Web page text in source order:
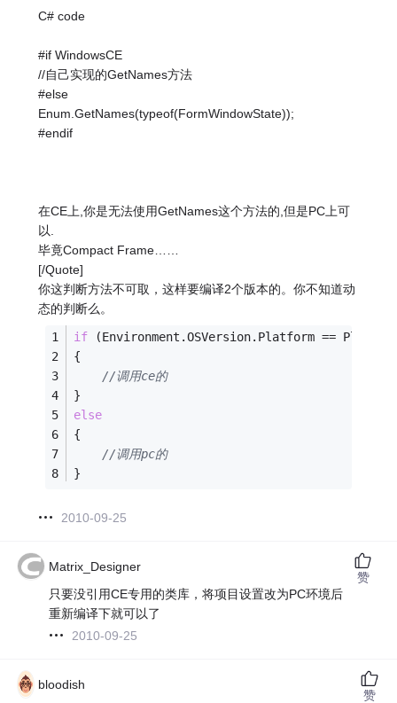
C# code
#if WindowsCE
//自己实现的GetNames方法
#else
Enum.GetNames(typeof(FormWindowState));
#endif
在CE上,你是无法使用GetNames这个方法的,但是PC上可
以.
毕竟Compact Frame……
[/Quote]
你这判断方法不可取，这样要编译2个版本的。你不知道动
态的判断么。
if (Environment.OSVersion.Platform ==
{
//调用ce的
}
else
{
//调用pc的
}
2010-09-25
Matrix_Designer
只要没引用CE专用的类库，将项目设置改为PC环境后
重新编译下就可以了
2010-09-25
赞
bloodish
赞